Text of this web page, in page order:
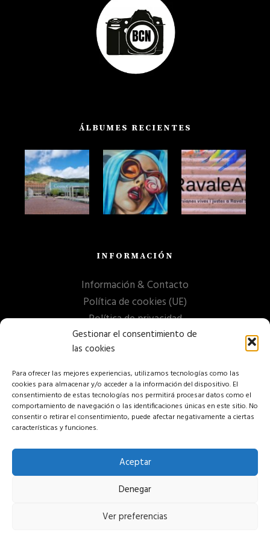
Gestionar el consentimiento de
las cookies
Para ofrecer las mejores experiencias, utilizamos tecnologías como las
cookies para almacenar y/o acceder a la información del dispositivo. El
consentimiento de estas tecnologías nos permitirá procesar datos como el
comportamiento de navegación o las identificaciones únicas en este sitio. No
consentir o retirar el consentimiento, puede afectar negativamente a ciertas
características y funciones.
Aceptar
Denegar
Ver preferencias
ÁLBUMES RECIENTES
INFORMACIÓN
Información & Contacto
Política de cookies (UE)
Política de privacidad